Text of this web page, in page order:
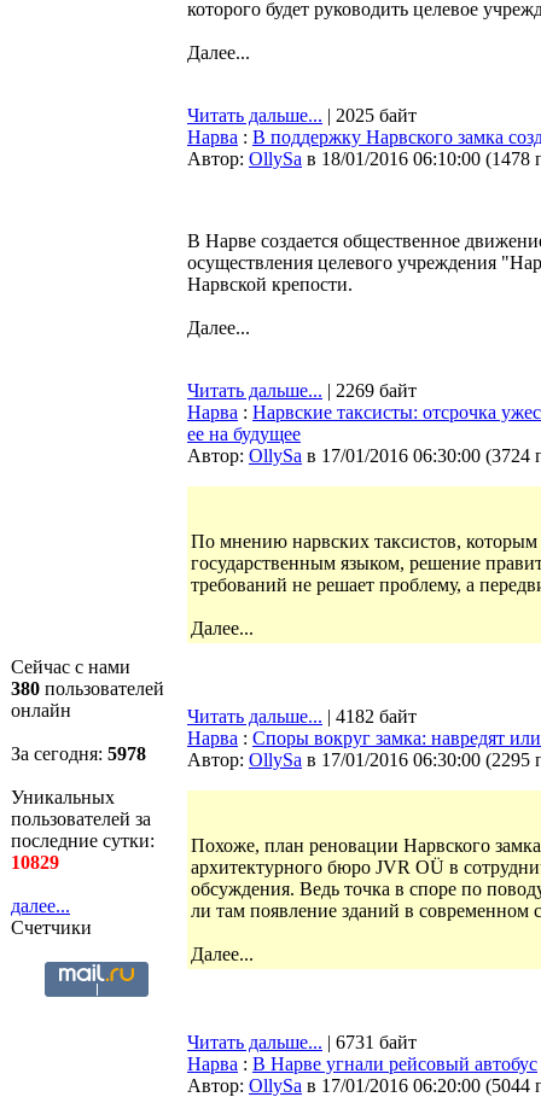
Сейчас с нами
380 пользователей
онлайн
За сегодня: 5978
Уникальных
пользователей за
последние сутки:
10829
далее...
Счетчики
которого будет руководить целевое
Далее...
Читать дальше... | 2025 байт
Нарва : В поддержку Нарвского замка
Автор: OllySa в 18/01/2016 06:10:00 (1478
В Нарве создается общественное
осуществления целевого учреждения
Нарвской крепости.
Далее...
Читать дальше... | 2269 байт
Нарва : Нарвские таксисты: отсрочка
ее на будущее
Автор: OllySa в 17/01/2016 06:30:00 (3724
По мнению нарвских таксистов, которым
государственным языком, решение
требований не решает проблему, а
Далее...
Читать дальше... | 4182 байт
Нарва : Споры вокруг замка: навредят
Автор: OllySa в 17/01/2016 06:30:00 (2295
Похоже, план реновации Нарвского
архитектурного бюро JVR OÜ в
обсуждения. Ведь точка в споре по
ли там появление зданий в современном
Далее...
Читать дальше... | 6731 байт
Нарва : В Нарве угнали рейсовый автобус
Автор: OllySa в 17/01/2016 06:20:00 (5044